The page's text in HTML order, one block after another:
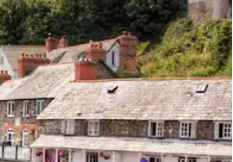
ou en appuyant et en faisant glisser.